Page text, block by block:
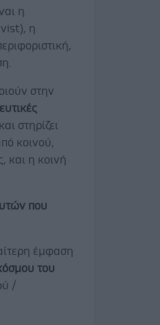
η
η
στην
στηρίζει
κοινού,
και η κοινή
που
έμφαση
του
/